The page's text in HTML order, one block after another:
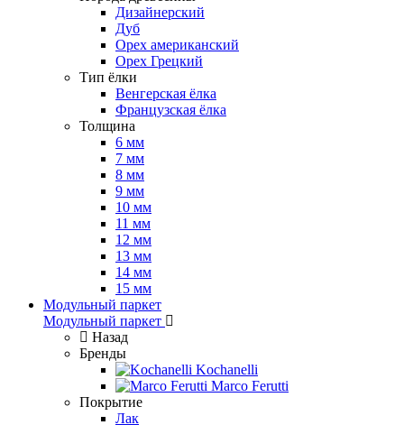
Дизайнерский
Дуб
Орех американский
Орех Грецкий
Тип ёлки
Венгерская ёлка
Французская ёлка
Толщина
6 мм
7 мм
8 мм
9 мм
10 мм
11 мм
12 мм
13 мм
14 мм
15 мм
Модульный паркет
Модульный паркет
Назад
Бренды
Kochanelli
Marco Ferutti
Покрытие
Лак